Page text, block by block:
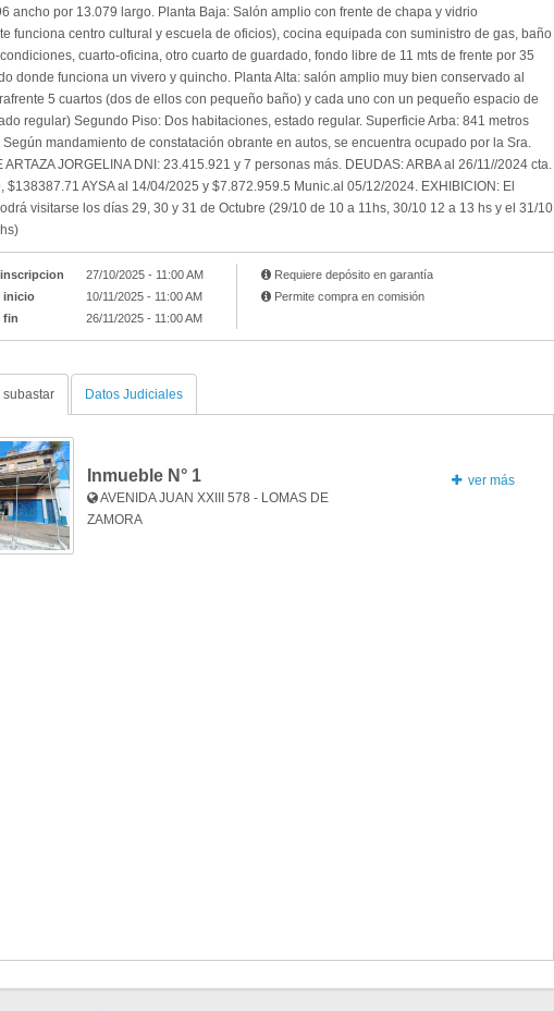
ancho por 13.079 largo. Planta Baja: Salón amplio con frente de chapa y vidrio
funciona centro cultural y escuela de oficios), cocina equipada con suministro de gas, baño
cuarto-oficina, otro cuarto de guardado, fondo libre de 11 mts de frente por 35
donde funciona un vivero y quincho. Planta Alta: salón amplio muy bien conservado al
5 cuartos (dos de ellos con pequeño baño) y cada uno con un pequeño espacio de
regular) Segundo Piso: Dos habitaciones, estado regular. Superficie Arba: 841 metros
mandamiento de constatación obrante en autos, se encuentra ocupado por la Sra.
ARTAZA JORGELINA DNI: 23.415.921 y 7 personas más. DEUDAS: ARBA al 26/11//2024 cta.
$138387.71 AYSA al 14/04/2025 y $7.872.959.5 Munic.al 05/12/2024. EXHIBICION: El
visitarse los días 29, 30 y 31 de Octubre (29/10 de 10 a 11hs, 30/10 12 a 13 hs y el 31/10
27/10/2025 - 11:00 AM
inicio
10/11/2025 - 11:00 AM
fin
26/11/2025 - 11:00 AM
Requiere depósito en garantía
Permite compra en comisión
subastar Datos Judiciales
Inmueble N° 1
AVENIDA JUAN XXIII 578 - LOMAS DE
ZAMORA
ver más